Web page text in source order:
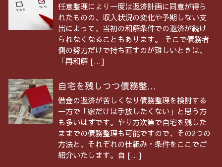
任意整理により一度は返済計画に同意が得ら
れたものの、収入状況の変化や予期しない支
出によって、当初の和解条件での返済が続け
られなくなることもあります。 そこで債務者
側の努力だけで持ち直すのが難しいときは、
「再和解 […]
自宅を残しつつ債務整...
借金の返済が苦しくなり債務整理を検討する
一方で「家だけは手放したくない」と思う方
も多いはずです。やり方次第で自宅を残した
ままでの債務整理も可能ですので、その2つの
方法と、それぞれの仕組み・条件をここでご
紹介いたします。自 […]